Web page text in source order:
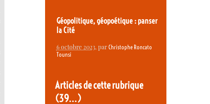
Géopolitique, géopoétique : panser
la Cité
6 octobre 2023, par Christophe Roncato
Tounsi
Articles de cette rubrique
(39…)